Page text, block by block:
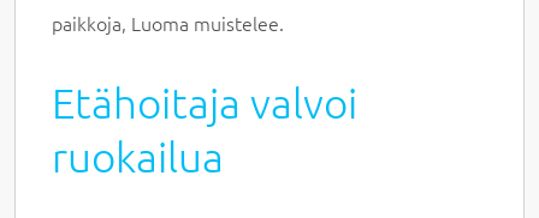
paikkoja, Luoma muistelee.
Etähoitaja valvoi
ruokailua